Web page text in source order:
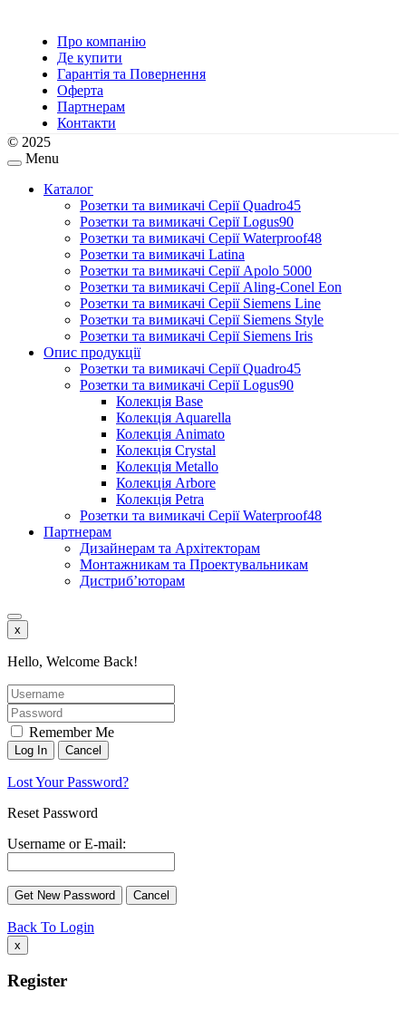
Про компанію
Де купити
Гарантія та Повернення
Оферта
Партнерам
Контакти
© 2025
Menu
Каталог
Розетки та вимикачі Серії Quadro45
Розетки та вимикачі Серії Logus90
Розетки та вимикачі Серії Waterproof48
Розетки та вимикачі Latina
Розетки та вимикачі Серії Apolo 5000
Розетки та вимикачі Серії Aling-Conel Eon
Розетки та вимикачі Серії Siemens Line
Розетки та вимикачі Серії Siemens Style
Розетки та вимикачі Серії Siemens Iris
Опис продукції
Розетки та вимикачі Серії Quadro45
Розетки та вимикачі Серії Logus90
Колекція Base
Колекція Aquarella
Колекція Animato
Колекція Crystal
Колекція Metallo
Колекція Arbore
Колекція Petra
Розетки та вимикачі Серії Waterproof48
Партнерам
Дизайнерам та Архітекторам
Монтажникам та Проектувальникам
Дистриб’юторам
x
Hello, Welcome Back!
Remember Me
Lost Your Password?
Reset Password
Username or E-mail:
Back To Login
x
Register